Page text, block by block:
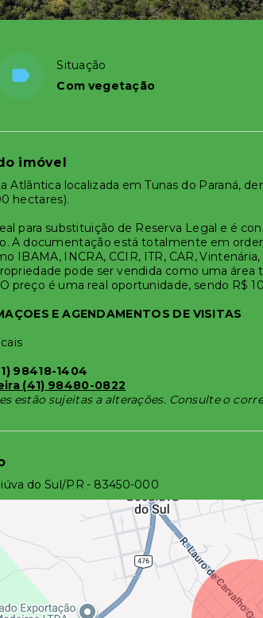
Situação
Com vegetação
imóvel
Atlântica localizada em Tunas do Paraná,
hectares).
para substituição de Reserva Legal e é
A documentação está totalmente em
IBAMA, INCRA, CCIR, ITR, CAR,
pode ser vendida como uma
preço é uma real oportunidade, sendo R$
E AGENDAMENTOS DE VISITAS
98418-1404
(41) 98480-0822
estão sujeitas a alterações. Consulte o
do Sul/PR - 83450-000